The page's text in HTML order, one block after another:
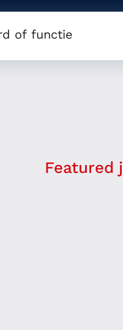
Featured